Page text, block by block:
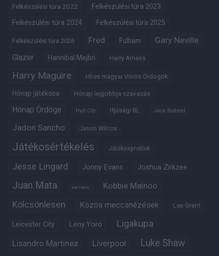
Felkészülési túra 2022 Felkészülési túra 2023
Felkészülési túra 2024 Felkészülési túra 2025
Felkészülési túra 2026 Fred Fulham Gary Neville
Glazer Hannibal Mejbri Harry Amass
Harry Maguire Híres magyar Vörös Ördögök
Hónap játékosa Hónap legjobbja szavazás
Hónap Ördöge Hull City Ifjúsági BL Jack Butland
Jadon Sancho Jason Wilcox
Játékosértékelés Játékosprofilok
Jesse Lingard Jonny Evans Joshua Zirkzee
Juan Mata Karl Darlow Kobbie Mainoo
Kölcsönlesen Közös meccsnézések Lee Grant
Leicester City Leny Yoro Ligakupa
Lisandro Martinez Liverpool Luke Shaw